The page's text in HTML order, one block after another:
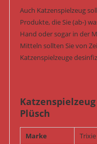
Auch Katzenspielzeug
Produkte, die Sie (ab-)
Hand oder sogar in der
Mitteln sollten Sie von
Katzenspielzeuge
Plüsch
Marke
Trixie